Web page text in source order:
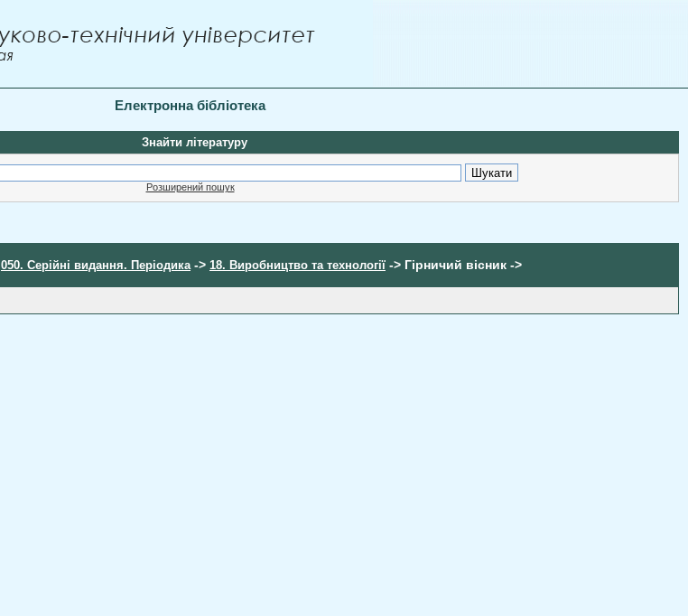
Електронна бібліотека
Знайти літературу
Розширений пошук
050. Серійні видання. Періодика -> 18. Виробництво та технології -> Гірничий вісник ->